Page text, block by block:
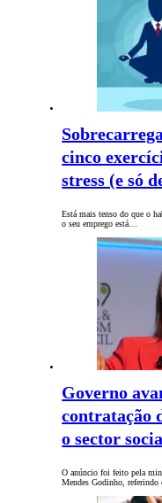
cinco
stress (e só
Está mais tenso do que o
o seu emprego está…
Governo
contratação
o sector
O anúncio foi feito pela
Mendes Godinho,